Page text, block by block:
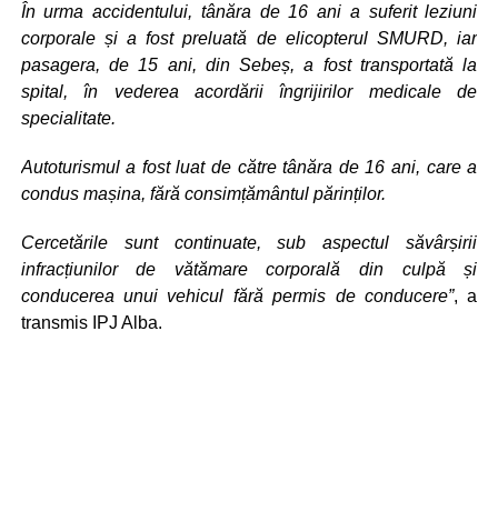
În urma accidentului, tânăra de 16 ani a suferit leziuni
corporale și a fost preluată de elicopterul SMURD, iar
pasagera, de 15 ani, din Sebeș, a fost transportată la
spital, în vederea acordării îngrijirilor medicale de
specialitate.
Autoturismul a fost luat de către tânăra de 16 ani, care a
condus mașina, fără consimțământul părinților.
Cercetările sunt continuate, sub aspectul săvârșirii
infracțiunilor de vătămare corporală din culpă și
conducerea unui vehicul fără permis de conducere”, a
transmis IPJ Alba.